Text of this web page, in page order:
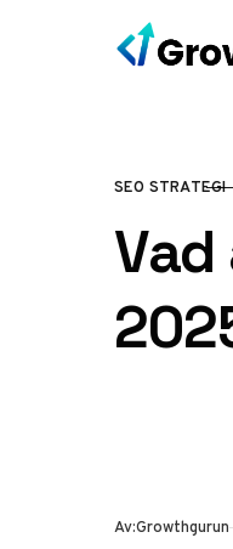
Hoppa till innehåll
KATEGORI
SEO STRATEGI
Av:Growthgurun